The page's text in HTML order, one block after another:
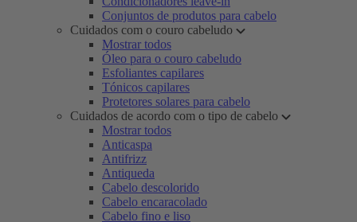
Conjuntos de produtos para cabelo
Cuidados com o couro cabeludo
Mostrar todos
Óleo para o couro cabeludo
Esfoliantes capilares
Tónicos capilares
Protetores solares para cabelo
Cuidados de acordo com o tipo de cabelo
Mostrar todos
Anticaspa
Antifrizz
Antiqueda
Cabelo descolorido
Cabelo encaracolado
Cabelo fino e liso